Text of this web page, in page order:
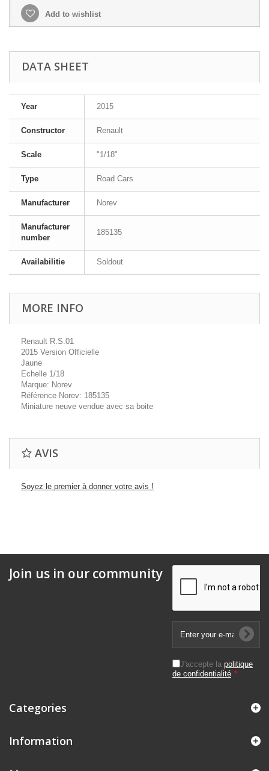
Add to wishlist
DATA SHEET
Year 2015
Constructor Renault
Scale "1/18"
Type Road Cars
Manufacturer Norev
Manufacturer
number
185135
Availabilitie Soldout
MORE INFO
Renault R.S.01
2015 Version Officielle
Jaune
Echelle 1/18
Marque: Norev
Référence Norev: 185135
Miniature neuve vendue avec sa boite
AVIS
Soyez le premier à donner votre avis !
Join us in our community
J'accepte la politique
de confidentialité *
Categories
Information